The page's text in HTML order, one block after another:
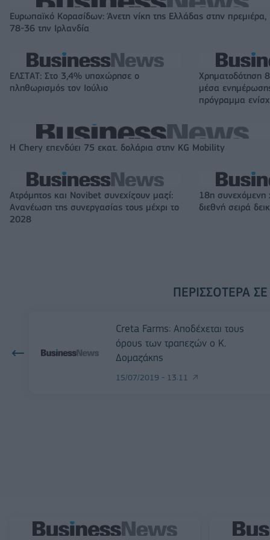
Ευρωπαϊκό Κορασίδων: Άνετη νίκη της Ελλάδας στην πρεμιέρα,
78-36 την Ιρλανδία
ΕΛΣΤΑΤ: Στο 3,4% υποχώρησε ο
πληθωρισμός τον Ιούλιο
Χρηματοδότηση
μέσα
πρόγραμμα
Η Chery επενδύει 75 εκατ. δολάρια στην KG Mobility
Ατρόμητος και Novibet συνεχίζουν μαζί:
Ανανέωση της συνεργασίας τους μέχρι το
2028
18η συνεχόμενη
διεθνή σειρά
ΠΕΡΙΣΣΌΤΕΡΑ
Creta Farms: Αποδέχεται τους
όρους των τραπεζών ο Κ.
Δομαζάκης
15/07/2019 - 13:11